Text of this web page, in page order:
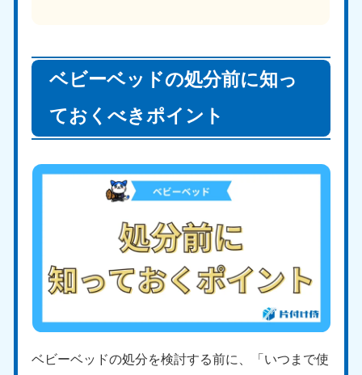
ベビーベッドの処分前に知っ
ておくべきポイント
ベビーベッドの処分を検討する前に、「いつまで使